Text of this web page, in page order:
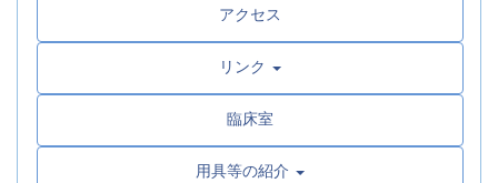
アクセス
リンク
臨床室
用具等の紹介